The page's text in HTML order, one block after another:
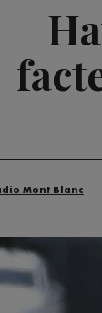
Mont Blanc